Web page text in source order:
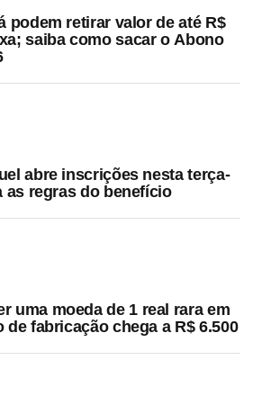
podem retirar valor de até R$
saiba como sacar o Abono
abre inscrições nesta terça-
as regras do benefício
uma moeda de 1 real rara em
de fabricação chega a R$ 6.500